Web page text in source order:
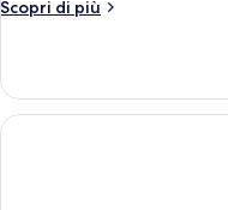
Scopri di più
Altri
Royal